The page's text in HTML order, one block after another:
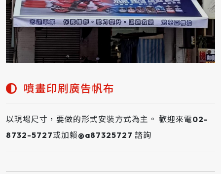
噴畫印刷廣告帆布
以現場尺寸，要做的形式安裝方式為主。 歡迎來電02-
8732-5727或加賴@a87325727 諮詢